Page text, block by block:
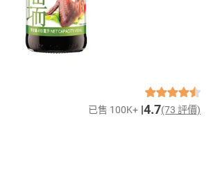
已售 100K+ 4.7(73 評價)